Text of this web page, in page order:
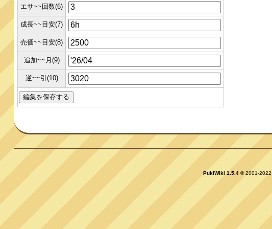
エサ~~回数(6)
成長~~目安(7)
売価~~目安(8)
追加~~月(9)
逆~~引(10)
PukiWiki 1.5.4 © 2001-2022